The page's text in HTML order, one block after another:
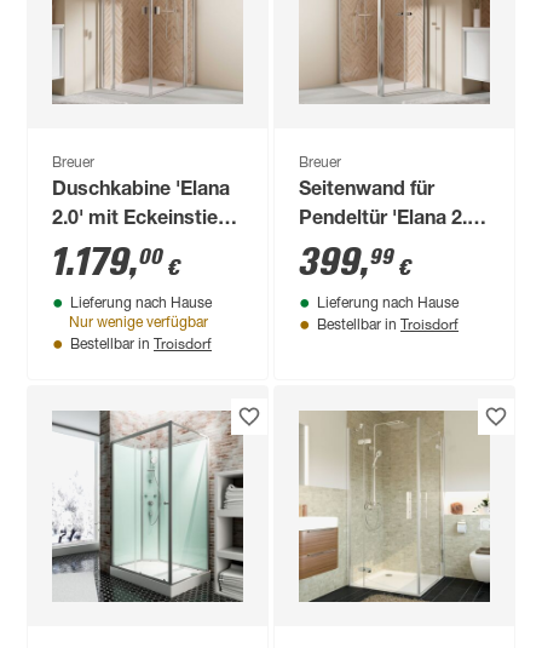
Breuer
Duschkabine 'Elana
2.0' mit Eckeinstieg
aluminiumfarben 90
x 90 x 200 cm
1.179,00 €
Lieferung nach Hause
Nur wenige verfügbar
Bestellbar in Troisdorf
Breuer
Seitenwand für
Pendeltür 'Elana 2.0'
links, silbern 90 x
200 cm
399,99 €
Lieferung nach Hause
Bestellbar in Troisdorf